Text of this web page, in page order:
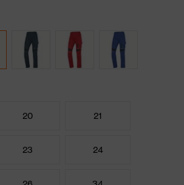
20 21
23 24